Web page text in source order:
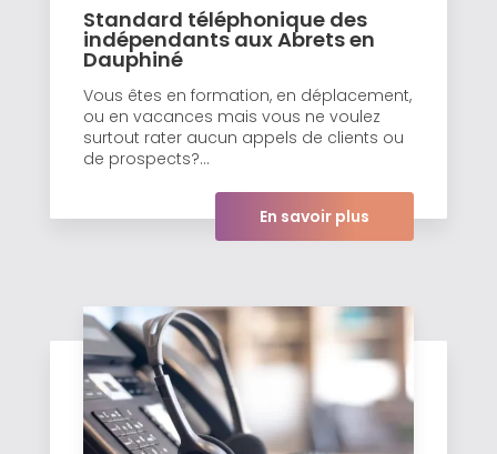
Standard téléphonique des
indépendants aux Abrets en
Dauphiné
Vous êtes en formation, en déplacement,
ou en vacances mais vous ne voulez
surtout rater aucun appels de clients ou
de prospects?...
En savoir plus